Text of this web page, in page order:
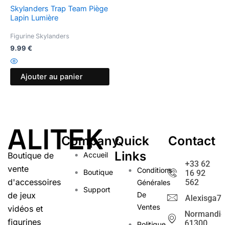
Skylanders Trap Team Piège
Lapin Lumière
Figurine Skylanders
9.99 €
Ajouter au panier
ALITEK
Boutique de
vente
d'accessoires
de jeux
vidéos et
figurines
Company
Accueil
Boutique
Support
Quick
Links
Conditions
Générales
De
Ventes
Contact
+33 62
16 92
562
Normandie